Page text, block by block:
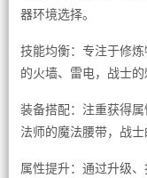
器环境选择。
技能均衡：专注于修
的火墙、雷电，战士的
装备搭配：注重获得属
法师的魔法腰带，战士
属性提升：通过升级